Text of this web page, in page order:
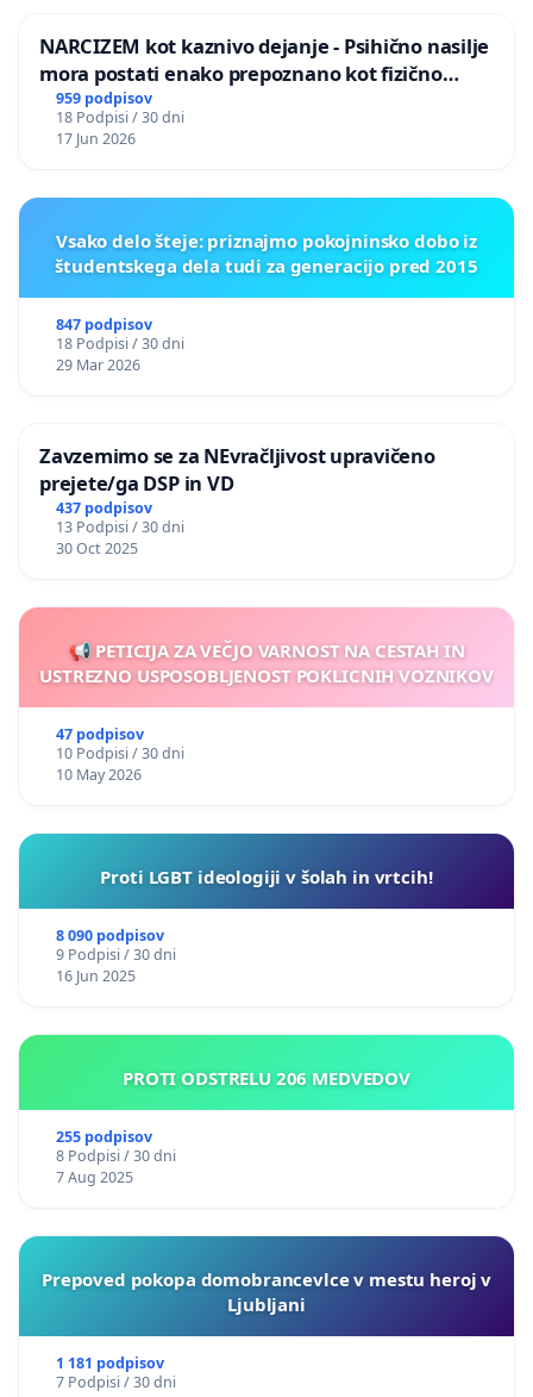
NARCIZEM kot kaznivo dejanje - Psihično nasilje
mora postati enako prepoznano kot fizično
nasilje
959 podpisov
18 Podpisi / 30 dni
17 Jun 2026
Vsako delo šteje: priznajmo pokojninsko dobo iz
študentskega dela tudi za generacijo pred 2015
847 podpisov
18 Podpisi / 30 dni
29 Mar 2026
Zavzemimo se za NEvračljivost upravičeno
prejete/ga DSP in VD
437 podpisov
13 Podpisi / 30 dni
30 Oct 2025
📢 PETICIJA ZA VEČJO VARNOST NA CESTAH IN
USTREZNO USPOSOBLJENOST POKLICNIH VOZNIKOV
47 podpisov
10 Podpisi / 30 dni
10 May 2026
Proti LGBT ideologiji v šolah in vrtcih!
8 090 podpisov
9 Podpisi / 30 dni
16 Jun 2025
PROTI ODSTRELU 206 MEDVEDOV
255 podpisov
8 Podpisi / 30 dni
7 Aug 2025
Prepoved pokopa domobrancevlce v mestu heroj v
Ljubljani
1 181 podpisov
7 Podpisi / 30 dni